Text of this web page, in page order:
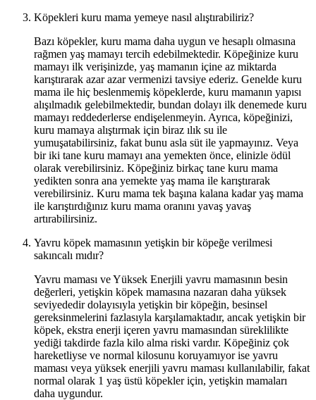
Köpekleri kuru mama yemeye nasıl alıştırabiliriz?
Bazı köpekler, kuru mama daha uygun ve hesaplı olmasına
rağmen yaş mamayı tercih edebilmektedir. Köpeğinize kuru
mamayı ilk verişinizde, yaş mamanın içine az miktarda
karıştırarak azar azar vermenizi tavsiye ederiz. Genelde kuru
mama ile hiç beslenmemiş köpeklerde, kuru mamanın yapısı
alışılmadık gelebilmektedir, bundan dolayı ilk denemede kuru
mamayı reddederlerse endişelenmeyin. Ayrıca, köpeğinizi,
kuru mamaya alıştırmak için biraz ılık su ile
yumuşatabilirsiniz, fakat bunu asla süt ile yapmayınız. Veya
bir iki tane kuru mamayı ana yemekten önce, elinizle ödül
olarak verebilirsiniz. Köpeğiniz birkaç tane kuru mama
yedikten sonra ana yemekte yaş mama ile karıştırarak
verebilirsiniz. Kuru mama tek başına kalana kadar yaş mama
ile karıştırdığınız kuru mama oranını yavaş yavaş
artırabilirsiniz.
Yavru köpek mamasının yetişkin bir köpeğe verilmesi
sakıncalı mıdır?
Yavru maması ve Yüksek Enerjili yavru mamasının besin
değerleri, yetişkin köpek mamasına nazaran daha yüksek
seviyededir dolayısıyla yetişkin bir köpeğin, besinsel
gereksinmelerini fazlasıyla karşılamaktadır, ancak yetişkin bir
köpek, ekstra enerji içeren yavru mamasından süreklilikte
yediği takdirde fazla kilo alma riski vardır. Köpeğiniz çok
hareketliyse ve normal kilosunu koruyamıyor ise yavru
maması veya yüksek enerjili yavru maması kullanılabilir, fakat
normal olarak 1 yaş üstü köpekler için, yetişkin mamaları
daha uygundur.